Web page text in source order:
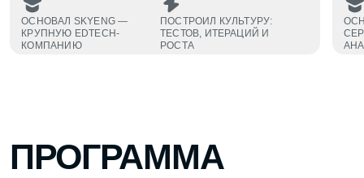
интересы
ПРАКТИКА
Даю согласие на обработку персональных данных
Даю согласие на получение рекламных материалов